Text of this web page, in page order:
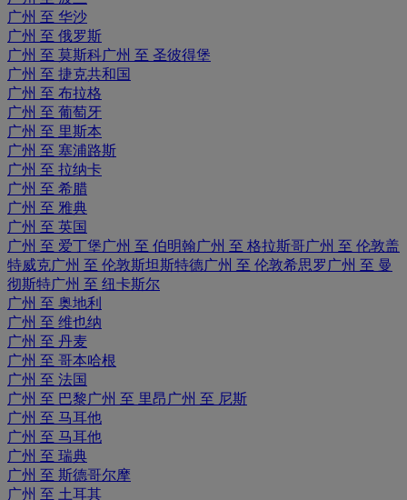
广州 至 华沙
广州 至 俄罗斯
广州 至 莫斯科广州 至 圣彼得堡
广州 至 捷克共和国
广州 至 布拉格
广州 至 葡萄牙
广州 至 里斯本
广州 至 塞浦路斯
广州 至 拉纳卡
广州 至 希腊
广州 至 雅典
广州 至 英国
广州 至 爱丁堡广州 至 伯明翰广州 至 格拉斯哥广州 至 伦敦盖
特威克广州 至 伦敦斯坦斯特德广州 至 伦敦希思罗 广州 至 曼
彻斯特广州 至 纽卡斯尔
广州 至 奥地利
广州 至 维也纳
广州 至 丹麦
广州 至 哥本哈根
广州 至 法国
广州 至 巴黎广州 至 里昂 广州 至 尼斯
广州 至 马耳他
广州 至 马耳他
广州 至 瑞典
广州 至 斯德哥尔摩
广州 至 土耳其